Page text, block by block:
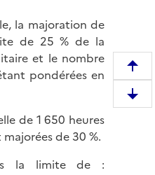
la majoration de
de 25 % de la
et le nombre
pondérées en
de 1 650 heures
de 30 %.
la limite de :
e
m
D